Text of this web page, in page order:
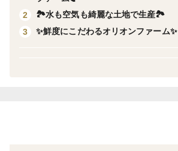
ローストポテトなど、素材の味を活
2
🏞️水も空気も綺麗な土地で生産🏞️
3
✨鮮度にこだわるオリオンファーム✨